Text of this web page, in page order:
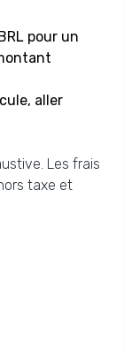
pour un
aller
Les frais
taxe et